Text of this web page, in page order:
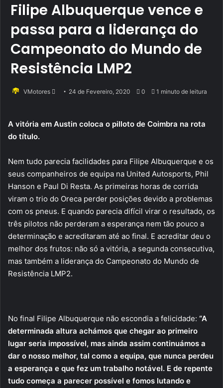
Filipe Albuquerque vence e
passa para a liderança do
Campeonato do Mundo de
Resistência LMP2
VMotores
Send 24 de Fevereiro, 2020 0 1 minuto de leitura
A vitória em Austin coloca o pilloto de Coimbra na rota
do título.
Nem tudo parecia facilidades para Filipe Albuquerque e os
seus companheiros de equipa na United Autosports, Phil
Hanson e Paul Di Resta. As primeiras horas de corrida
viram o trio do Oreca perder posições devido a problemas
com os pneus. E quando parecia difícil virar o resultado, os
três pilotos não perderam a esperança nem tão pouco a
determinação e acreditaram até ao final. E acreditar deu o
melhor dos frutos: não só a vitória, a segunda consecutiva,
mas também a liderança do Campeonato do Mundo de
Resistência LMP2.
No final Filipe Albuquerque não escondia a felicidade: “A
determinada altura achámos que chegar ao primeiro
lugar seria impossível, mas ainda assim continuámos a
dar o nosso melhor, tal como a equipa, que nunca perdeu
a esperança e que fez um trabalho notável. E de repente
tudo começa a parecer possível e fomos lutando e